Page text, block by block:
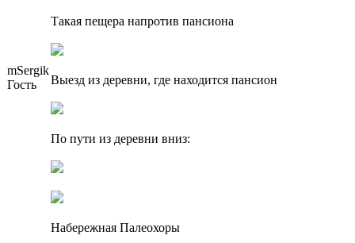
mSergik
Гость
Такая пещера напротив пансиона
Выезд из деревни, где находится пансион
По пути из деревни вниз:
Набережная Палеохоры